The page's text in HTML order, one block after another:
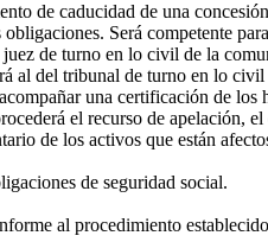
de caducidad de una
Será competente
de turno en lo civil de la
al del tribunal de turno en lo
una certificación de
el recurso de apelación,
de los activos que están
de seguridad social.
al procedimiento